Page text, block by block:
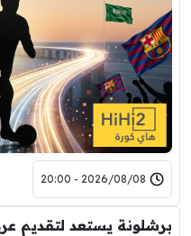
2026/08/08 - 20:00
برشلونة يستعد لتقديم